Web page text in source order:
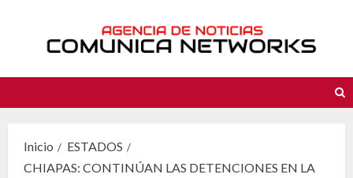
contenido
Inicio
ESTADOS
CHIAPAS: CONTINÚAN LAS DETENCIONES EN LA